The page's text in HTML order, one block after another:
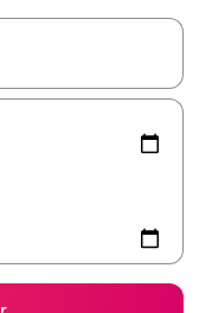
les flèches vers le